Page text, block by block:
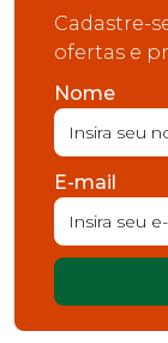
Cadastre-
ofertas e
Nome
E-mail